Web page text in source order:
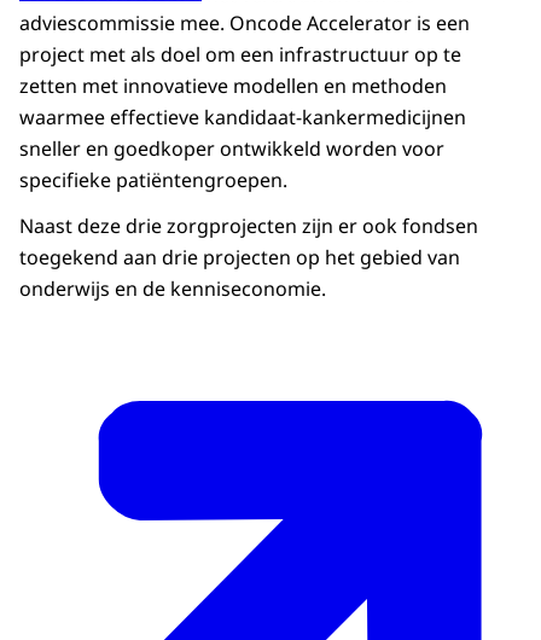
adviescommissie mee. Oncode Accelerator is een
project met als doel om een infrastructuur op te
zetten met innovatieve modellen en methoden
waarmee effectieve kandidaat-kankermedicijnen
sneller en goedkoper ontwikkeld worden voor
specifieke patiëntengroepen.
Naast deze drie zorgprojecten zijn er ook fondsen
toegekend aan drie projecten op het gebied van
onderwijs en de kenniseconomie.